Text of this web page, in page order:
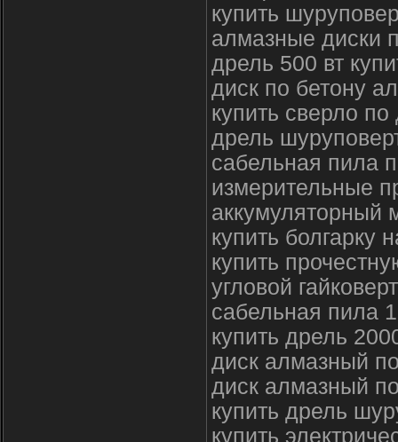
купить
алмазные диски
дрель 500 вт
диск по бетону
купить сверло
дрель
сабельная пила
измерительные
аккумуляторный
купить болгарку
купить
угловой
сабельная пила
купить дрель
диск алмазный
диск алмазный
купить дрель
купить